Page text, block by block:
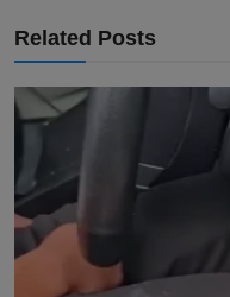
Related Posts